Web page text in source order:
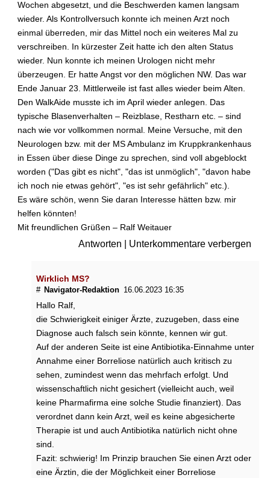
Wochen abgesetzt, und die Beschwerden kamen langsam
wieder. Als Kontrollversuch konnte ich meinen Arzt noch
einmal überreden, mir das Mittel noch ein weiteres Mal zu
verschreiben. In kürzester Zeit hatte ich den alten Status
wieder. Nun konnte ich meinen Urologen nicht mehr
überzeugen. Er hatte Angst vor den möglichen NW. Das war
Ende Januar 23. Mittlerweile ist fast alles wieder beim Alten.
Den WalkAide musste ich im April wieder anlegen. Das
typische Blasenverhalten – Reizblase, Restharn etc. – sind
nach wie vor vollkommen normal. Meine Versuche, mit den
Neurologen bzw. mit der MS Ambulanz im Kruppkrankenhaus
in Essen über diese Dinge zu sprechen, sind voll abgeblockt
worden ("Das gibt es nicht", "das ist unmöglich", "davon habe
ich noch nie etwas gehört", "es ist sehr gefährlich" etc.).
Es wäre schön, wenn Sie daran Interesse hätten bzw. mir
helfen könnten!
Mit freundlichen Grüßen – Ralf Weitauer
Antworten Unterkommentare verbergen
Wirklich MS?
# Navigator-Redaktion 16.06.2023 16:35
Hallo Ralf,
die Schwierigkeit einiger Ärzte, zuzugeben, dass eine
Diagnose auch falsch sein könnte, kennen wir gut.
Auf der anderen Seite ist eine Antibiotika-Einnahme unter
Annahme einer Borreliose natürlich auch kritisch zu
sehen, zumindest wenn das mehrfach erfolgt. Und
wissenschaftlich nicht gesichert (vielleicht auch, weil
keine Pharmafirma eine solche Studie finanziert). Das
verordnet dann kein Arzt, weil es keine abgesicherte
Therapie ist und auch Antibiotika natürlich nicht ohne
sind.
Fazit: schwierig! Im Prinzip brauchen Sie einen Arzt oder
eine Ärztin, die der Möglichkeit einer Borreliose
i
n
t
e
r
e
c
k
e
n
Diagnostik
Laborwerte
Therapieverfahren
Medikamente
Gesundheitsthemen